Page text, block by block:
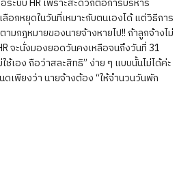
อกหยุดในวันที่เหมาะกับตนเองได้ แต่วิธีการ
ามกฎหมายของนายจ้างหายไป!! ถ้าลูกจ้างไม่
จะนั่งมองยอดวันคงเหลือจนถึงวันที่ 31
ช้เอง ถือว่าสละสิทธิ” ง่าย ๆ แบบนั้นไม่ได้ค่ะ
ดเพียงว่า นายจ้างต้อง “ให้จำนวนวันพัก